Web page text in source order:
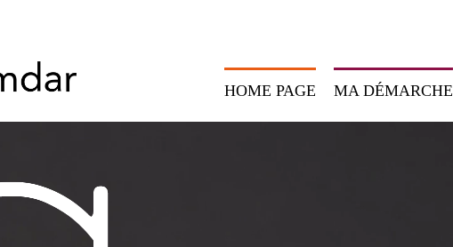
HOME PAGE MA DÉMARCHE